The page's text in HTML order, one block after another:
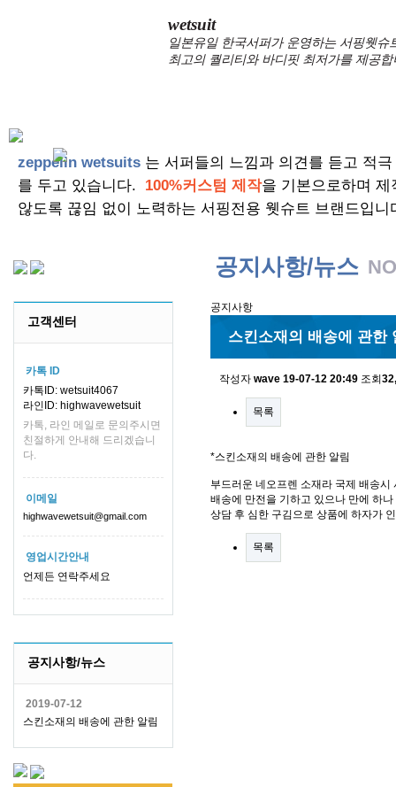
wetsuit
일본유일 한국서퍼가 운영하는 서핑웻
최고의 퀄리티와 바디핏 최저가를 제공합
zeppelin wetsuits 는 서퍼들의 느낌과 의견를 듣고 적
를 두고 있습니다. 100%커스텀 제작을 기본으로하며
않도록 끊임 없이 노력하는 서핑전용 웻슈트 브랜드입니
고객센터
카톡 ID
카톡ID: wetsuit4067
라인ID: highwavewetsuit
카톡, 라인 메일로 문의주시면
친절하게 안내해 드리겠습니
다.
이메일
highwavewetsuit@gmail.com
영업시간안내
언제든 연락주세요
공지사항/뉴스
2019-07-12
스킨소재의 배송에 관한 알림
공지사항/뉴스
공지사항
스킨소재의 배송에 관한
작성자 wave 19-07-12 20:49 조회
목록
*스킨소재의 배송에 관한 알림
부드러운 네오프렌 소재라 국제 배송
배송에 만전을 기하고 있으나 만에 하
상담 후 심한 구김으로 상품에 하자가
목록